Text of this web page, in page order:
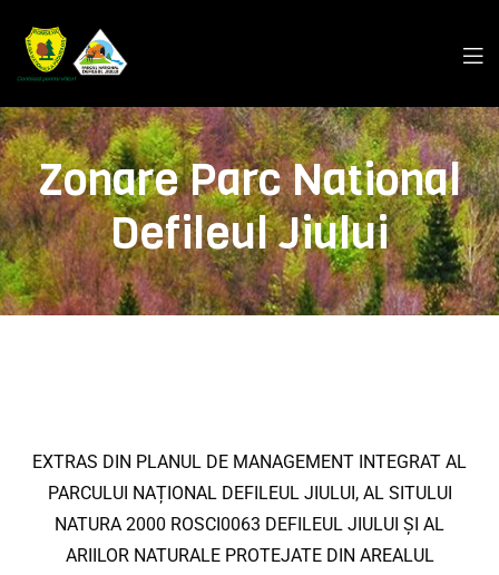
Zonare Parc National
Defileul Jiului
EXTRAS DIN PLANUL DE MANAGEMENT INTEGRAT AL
PARCULUI NAȚIONAL DEFILEUL JIULUI, AL SITULUI
NATURA 2000 ROSCI0063 DEFILEUL JIULUI ȘI AL
ARIILOR NATURALE PROTEJATE DIN AREALUL